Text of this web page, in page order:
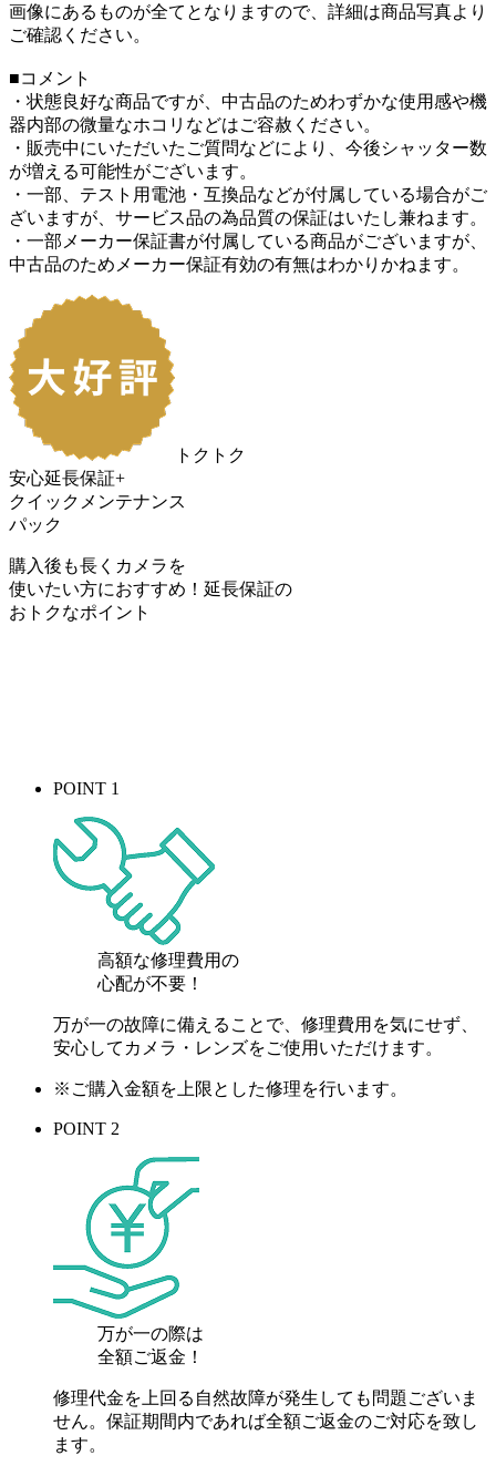
画像にあるものが全てとなりますので、詳細は商品写真より
ご確認ください。
■コメント
・状態良好な商品ですが、中古品のためわずかな使用感や機
器内部の微量なホコリなどはご容赦ください。
・販売中にいただいたご質問などにより、今後シャッター数
が増える可能性がございます。
・一部、テスト用電池・互換品などが付属している場合がご
ざいますが、サービス品の為品質の保証はいたし兼ねます。
・一部メーカー保証書が付属している商品がございますが、
中古品のためメーカー保証有効の有無はわかりかねます。
トクトク
安心延長保証+
クイックメンテナンス
パック
購入後も長くカメラを
使いたい方におすすめ！ 延長保証の
おトクなポイント
POINT 1
高額な修理費用の
心配が不要！
万が一の故障に備えることで、修理費用を気にせず、
安心してカメラ・レンズをご使用いただけます。
※ご購入金額を上限とした修理を行います。
POINT 2
万が一の際は
全額ご返金！
修理代金を上回る自然故障が発生しても問題ございま
せん。保証期間内であれば全額ご返金のご対応を致し
ます。